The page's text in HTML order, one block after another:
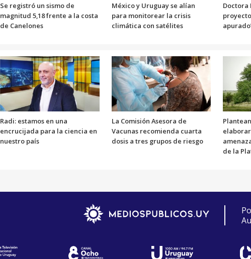
Se registró un sismo de
magnitud 5,18 frente a la costa
de Canelones
México y Uruguay se alían
para monitorear la crisis
climática con satélites
Doctora
Radi: estamos en una
encrucijada para la ciencia en
nuestro país
La Comisión Asesora de
Vacunas recomienda cuarta
dosis a tres grupos de riesgo
de la